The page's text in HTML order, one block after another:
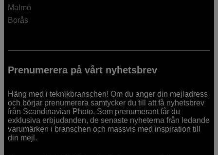
Malmö
Borås
Prenumerera på vårt nyhetsbrev
Häng med i teknikbranschen! Om du anger din mejladress
och börjar prenumerera samtycker du till att få nyhetsbrev
från Scandinavian Photo. Som prenumerant får du
exklusiva erbjudanden, de senaste nyheterna från ledande
varumärken i branschen och massvis med inspiration till
din mejl.